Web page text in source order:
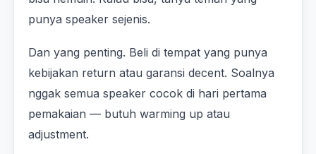
punya speaker sejenis.
Dan yang penting. Beli di tempat yang punya
kebijakan return atau garansi decent. Soalnya
nggak semua speaker cocok di hari pertama
pemakaian — butuh warming up atau
adjustment.